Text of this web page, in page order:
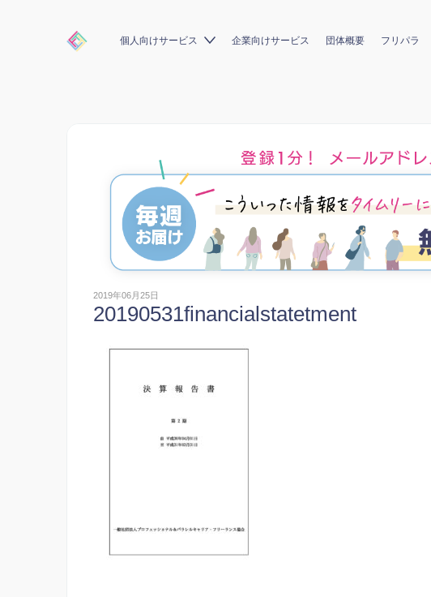
個人向けサービス 企業向けサービス 団体概要 フリパラ
2019年06月25日
20190531financialstatetment